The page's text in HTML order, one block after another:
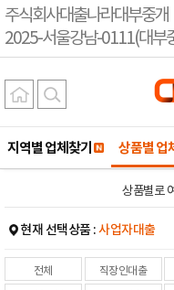
주식회사대출나라대부중개
2025-서울강남-0111(대부
지역별 업체찾기 상품별 업
상품별로
현재 선택상품 :사업자대출
전체 직장인대출